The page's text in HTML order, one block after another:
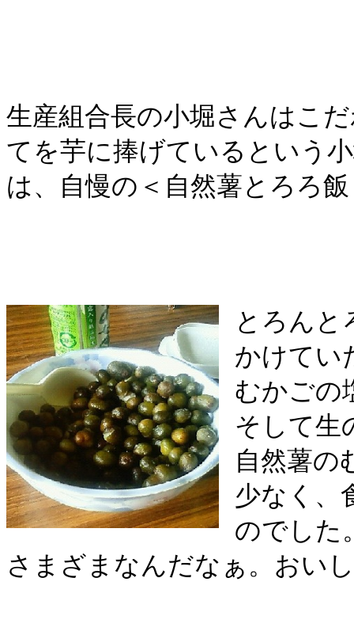
生産組合長の小堀さんはこ
てを芋に捧げているという
は、自慢の＜自然薯とろろ
とろんと
かけてい
むかごの
そして生
自然薯の
少なく、
のでした
さまざまなんだなぁ。おい